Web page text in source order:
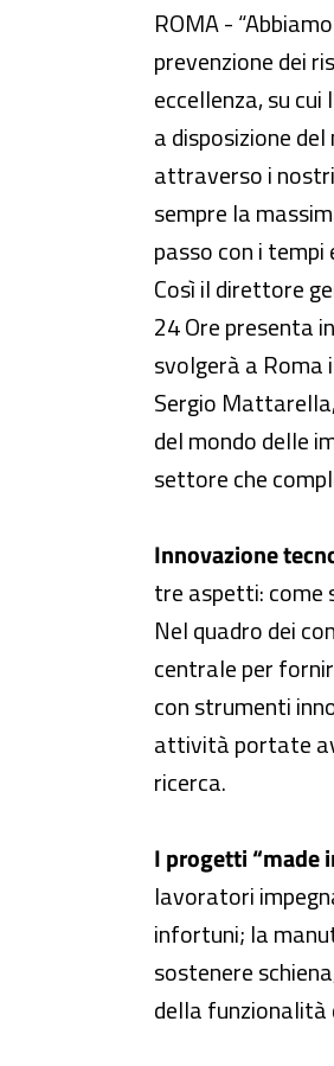
Tardiola:
ROMA -
prevenzione dei
eccellenza, su
a disposizione
attraverso i
sempre la
passo con i
Così il direttore
24 Ore presenta
svolgerà a Roma
Sergio
del mondo delle
settore che
Innovazione
tre aspetti: come
Nel quadro dei
centrale per
con strumenti
attività portate
ricerca.
I progetti “made
lavoratori
infortuni; la
sostenere
della funzionalità